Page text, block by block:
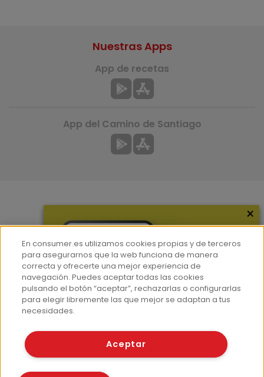
Hemeroteca
Contacto
Prensa
Corpus Lingüístico Consumer
Nuestras Apps
App de recetas
App del Camino de Santiago
© Fundación EROSKI
Políticas de cookies
×
En consumer.es utilizamos cookies propias y de terceros
para asegurarnos que la web funciona de manera
correcta y ofrecerte una mejor experiencia de
navegación. Puedes aceptar todas las cookies
pulsando el botón “aceptar”, rechazarlas o configurarlas
para elegir libremente las que mejor se adaptan a tus
necesidades.
Aceptar